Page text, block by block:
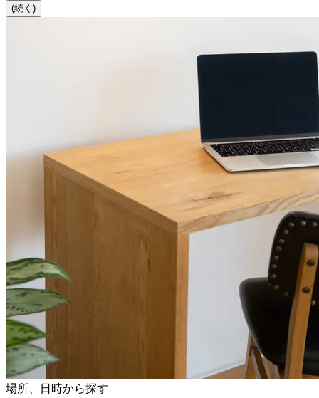
(続く)
場所、日時から探す